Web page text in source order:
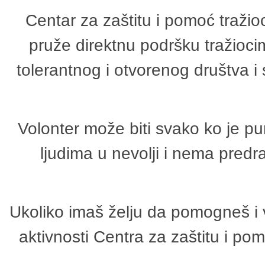
Centar za zaštitu i pomoć
pruže direktnu podršku
tolerantnog i otvorenog društva
Volonter može biti svako ko je
ljudima u nevolji i nema
Ukoliko imaš želju da pomogneš
aktivnosti Centra za zaštitu i